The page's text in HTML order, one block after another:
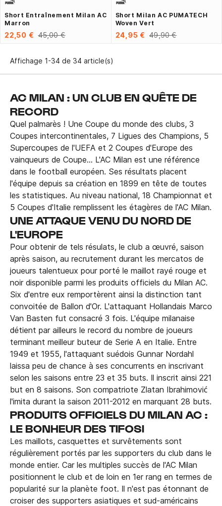
Short Entraînement Milan AC
Marron
22,50 € 45,00 €
Short Milan AC PUMATECH
Woven Vert
24,95 € 49,90 €
Affichage 1-34 de 34 article(s)
AC MILAN : UN CLUB EN QUÊTE DE
RECORD
Quel palmarès ! Une Coupe du monde des clubs, 3
Coupes intercontinentales, 7 Ligues des Champions, 5
Supercoupes de l'UEFA et 2 Coupes d'Europe des
vainqueurs de Coupe... L'AC Milan est une référence
dans le football européen. Ses résultats placent
l'équipe depuis sa création en 1899 en tête de toutes
les statistiques. Au niveau national, 18 Championnat et
5 Coupes d'Italie remplissent les étagères de l'AC Milan.
UNE ATTAQUE VENU DU NORD DE
L'EUROPE
Pour obtenir de tels résulats, le club a œuvré, saison
après saison, au recrutement durant les mercatos de
joueurs talentueux pour porté le maillot rayé rouge et
noir disponible parmi les produits officiels du Milan AC.
Six d'entre eux remportèrent ainsi la distinction tant
convoitée de Ballon d'Or. L'attaquant Hollandais Marco
Van Basten fut consacré 3 fois. L'équipe milanaise
détient par ailleurs le record du nombre de joueurs
terminant meilleur buteur de Serie A en Italie. Entre
1949 et 1955, l'attaquant suédois Gunnar Nordahl
laissa peu de chance à ses concurrents en inscrivant
selon les saisons entre 23 et 35 buts. Il inscrit ainsi 221
but en 8 saisons. Son compatriote Zlatan Ibrahimović
l'imita durant la saison 2011-2012 en marquant 28 buts.
PRODUITS OFFICIELS DU MILAN AC :
LE BONHEUR DES TIFOSI
Les maillots, casquettes et survêtements sont
régulièrement portés par les supporters du club dans le
monde entier. Car les multiples succès de l'AC Milan
positionnent le club et de loin en 1er rang en termes de
popularité sur la planète foot. Il n'est pas étonnant de
croiser des supporters asiatiques et sud-américains